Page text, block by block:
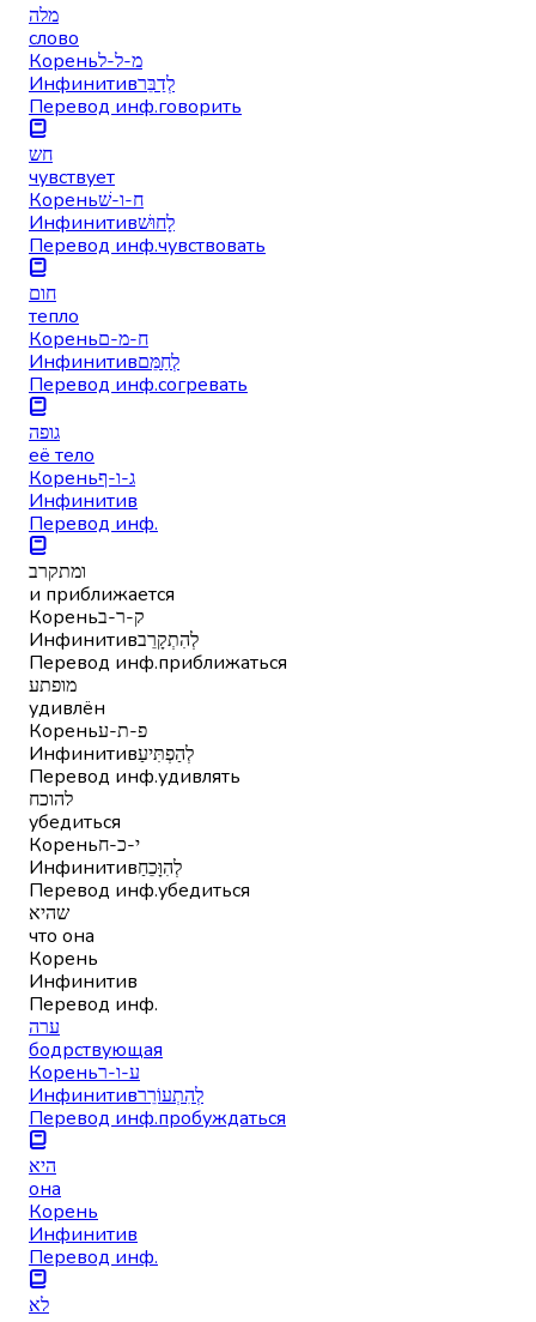
מלה
слово
Кореньמ-ל-ל
Инфинитивלְדַבֵּר
Перевод инф.говорить
חש
чувствует
Кореньח-ו-שׁ
Инфинитивלָחוּשׁ
Перевод инф.чувствовать
חום
тепло
Кореньח-מ-ם
Инфинитивלְחַמֵּם
Перевод инф.согревать
גופה
её тело
Кореньג-ו-ף
Инфинитив
Перевод инф.
ומתקרב
и приближается
Кореньק-ר-ב
Инфинитивלְהִתְקָרֵב
Перевод инф.приближаться
מופתע
удивлён
Кореньפ-ת-ע
Инфинитивלְהַפְתִּיעַ
Перевод инф.удивлять
להוכח
убедиться
Кореньי-כ-ח
Инфинитивלְהִוָּכֵחַ
Перевод инф.убедиться
שהיא
что она
Корень
Инфинитив
Перевод инф.
ערה
бодрствующая
Кореньע-ו-ר
Инфинитивלְהִתְעוֹרֵר
Перевод инф.пробуждаться
היא
она
Корень
Инфинитив
Перевод инф.
לא